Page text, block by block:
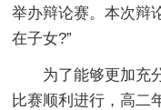
举办辩论赛。本次辩
在子女?”
为了能够更加充分
比赛顺利进行，高二